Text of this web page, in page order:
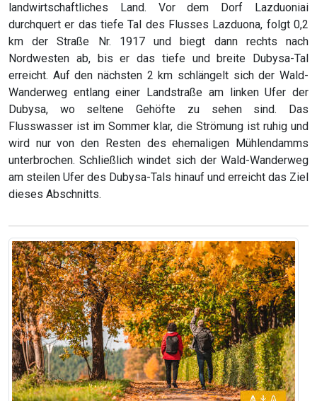
landwirtschaftliches Land. Vor dem Dorf Lazduoniai
durchquert er das tiefe Tal des Flusses Lazduona, folgt 0,2
km der Straße Nr. 1917 und biegt dann rechts nach
Nordwesten ab, bis er das tiefe und breite Dubysa-Tal
erreicht. Auf den nächsten 2 km schlängelt sich der Wald-
Wanderweg entlang einer Landstraße am linken Ufer der
Dubysa, wo seltene Gehöfte zu sehen sind. Das
Flusswasser ist im Sommer klar, die Strömung ist ruhig und
wird nur von den Resten des ehemaligen Mühlendamms
unterbrochen. Schließlich windet sich der Wald-Wanderweg
am steilen Ufer des Dubysa-Tals hinauf und erreicht das Ziel
dieses Abschnitts.